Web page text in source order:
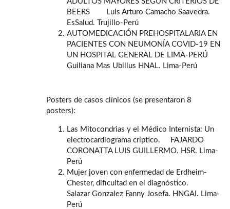
BEERS Luis Arturo Camacho Saavedra.
EsSalud. Trujillo-Perú
AUTOMEDICACIÓN PREHOSPITALARIA EN
PACIENTES CON NEUMONÍA COVID-19 EN
UN HOSPITAL GENERAL DE LIMA-PERÚ
Guiliana Mas Ubillus HNAL. Lima-Perú
Posters de casos clínicos (se presentaron 8
posters):
Las Mitocondrias y el Médico Internista: Un
electrocardiograma críptico. FAJARDO
CORONATTA LUIS GUILLERMO. HSR. Lima-
Perú
Mujer joven con enfermedad de Erdheim-
Chester, dificultad en el diagnóstico.
Salazar Gonzalez Fanny Josefa. HNGAI. Lima-
Perú